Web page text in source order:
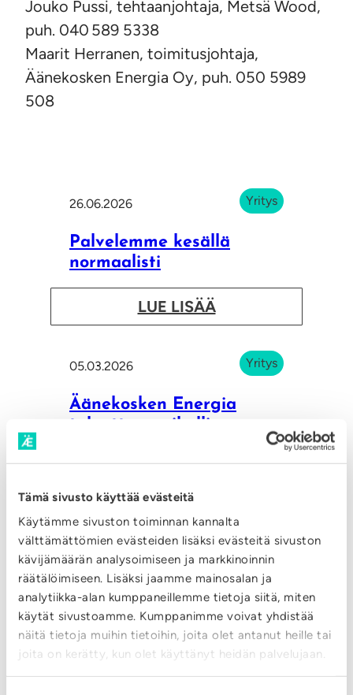
Tämä sivusto käyttää evästeitä
Käytämme sivuston toiminnan kannalta
välttämättömien evästeiden lisäksi evästeitä sivuston
kävijämäärän analysoimiseen ja markkinoinnin
räätälöimiseen. Lisäksi jaamme mainosalan ja
analytiikka-alan kumppaneillemme tietoja siitä, miten
käytät sivustoamme. Kumppanimme voivat yhdistää
näitä tietoja muihin tietoihin, joita olet antanut heille tai
joita on kerätty, kun olet käyttänyt heidän palvelujaan.
Jouko Pussi, tehtaanjohtaja, Metsä Wood,
puh. 040 589 5338
Maarit Herranen, toimitusjohtaja,
Äänekosken Energia Oy, puh. 050 5989
508
26.06.2026 Yritys
Palvelemme kesällä
normaalisti
LUE LISÄÄ:
P
v
m
e
k
e
s
ä
05.03.2026 Yritys
Äänekosken Energia
euroa osinkoina ja
LUE LISÄÄ:
Ä
ä
n
e
k
o
05.03.2026 Yritys
Mitä tapahtui vuonna
2025?